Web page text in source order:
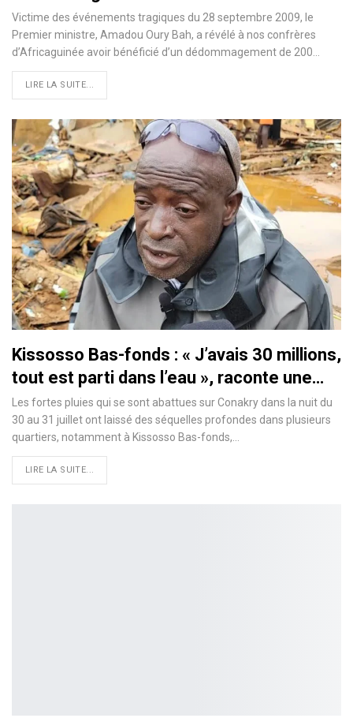
Victime des événements tragiques du 28 septembre 2009, le
Premier ministre, Amadou Oury Bah, a révélé à nos confrères
d’Africaguinée avoir bénéficié d’un dédommagement de 200…
LIRE LA SUITE...
Kissosso Bas-fonds : « J’avais 30 millions,
tout est parti dans l’eau », raconte une…
Les fortes pluies qui se sont abattues sur Conakry dans la nuit du
30 au 31 juillet ont laissé des séquelles profondes dans plusieurs
quartiers, notamment à Kissosso Bas-fonds,…
LIRE LA SUITE...